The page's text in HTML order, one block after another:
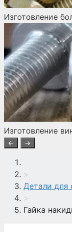
Изготовление
Изготовление
← →
>
Детали для
>
Гайка